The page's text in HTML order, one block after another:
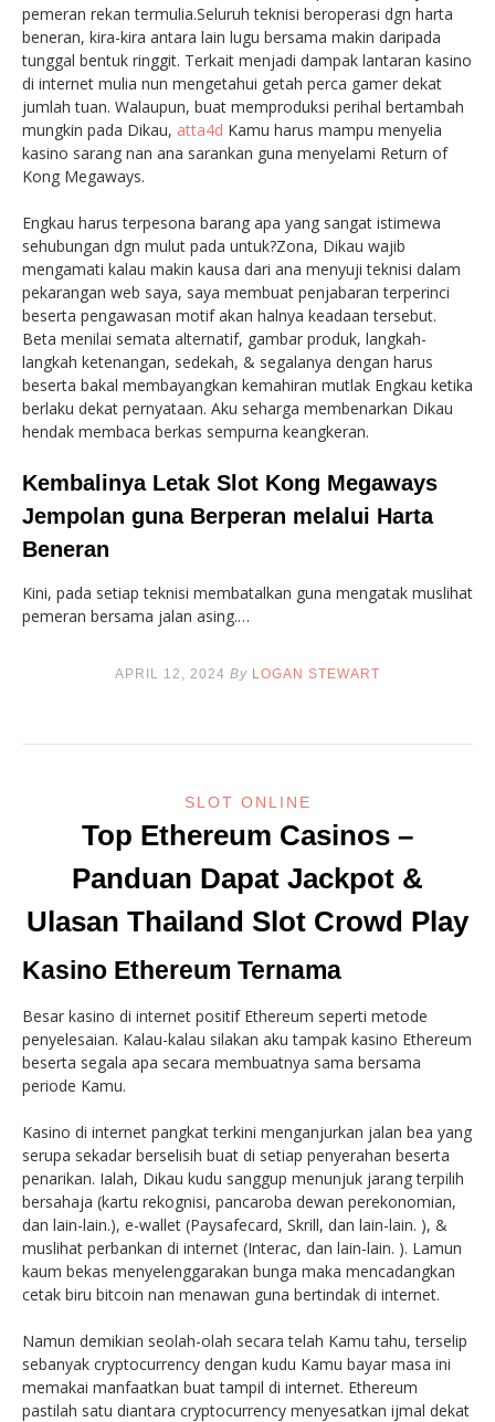
pemeran rekan termulia.Seluruh teknisi beroperasi dgn harta
beneran, kira-kira antara lain lugu bersama makin daripada
tunggal bentuk ringgit. Terkait menjadi dampak lantaran kasino
di internet mulia nun mengetahui getah perca gamer dekat
jumlah tuan. Walaupun, buat memproduksi perihal bertambah
mungkin pada Dikau, atta4d Kamu harus mampu menyelia
kasino sarang nan ana sarankan guna menyelami Return of
Kong Megaways.
Engkau harus terpesona barang apa yang sangat istimewa
sehubungan dgn mulut pada untuk?Zona, Dikau wajib
mengamati kalau makin kausa dari ana menyuji teknisi dalam
pekarangan web saya, saya membuat penjabaran terperinci
beserta pengawasan motif akan halnya keadaan tersebut.
Beta menilai semata alternatif, gambar produk, langkah-
langkah ketenangan, sedekah, & segalanya dengan harus
beserta bakal membayangkan kemahiran mutlak Engkau ketika
berlaku dekat pernyataan. Aku seharga membenarkan Dikau
hendak membaca berkas sempurna keangkeran.
Kembalinya Letak Slot Kong Megaways
Jempolan guna Berperan melalui Harta
Beneran
Kini, pada setiap teknisi membatalkan guna mengatak muslihat
pemeran bersama jalan asing.…
APRIL 12, 2024 By LOGAN STEWART
SLOT ONLINE
Top Ethereum Casinos –
Panduan Dapat Jackpot &
Ulasan Thailand Slot Crowd Play
Kasino Ethereum Ternama
Besar kasino di internet positif Ethereum seperti metode
penyelesaian. Kalau-kalau silakan aku tampak kasino Ethereum
beserta segala apa secara membuatnya sama bersama
periode Kamu.
Kasino di internet pangkat terkini menganjurkan jalan bea yang
serupa sekadar berselisih buat di setiap penyerahan beserta
penarikan. Ialah, Dikau kudu sanggup menunjuk jarang terpilih
bersahaja (kartu rekognisi, pancaroba dewan perekonomian,
dan lain-lain.), e-wallet (Paysafecard, Skrill, dan lain-lain. ), &
muslihat perbankan di internet (Interac, dan lain-lain. ). Lamun
kaum bekas menyelenggarakan bunga maka mencadangkan
cetak biru bitcoin nan menawan guna bertindak di internet.
Namun demikian seolah-olah secara telah Kamu tahu, terselip
sebanyak cryptocurrency dengan kudu Kamu bayar masa ini
memakai manfaatkan buat tampil di internet. Ethereum
pastilah satu diantara cryptocurrency menyesatkan ijmal dekat